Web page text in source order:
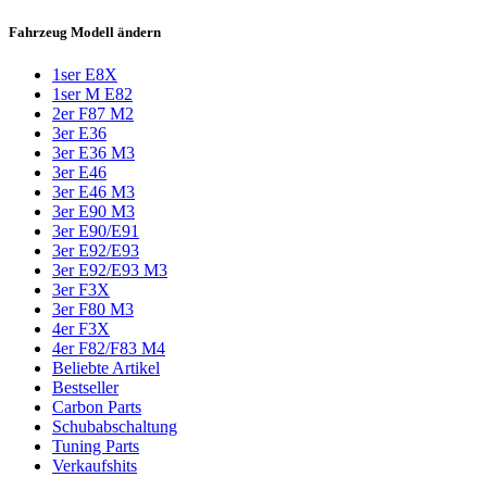
Fahrzeug Modell ändern
1ser E8X
1ser M E82
2er F87 M2
3er E36
3er E36 M3
3er E46
3er E46 M3
3er E90 M3
3er E90/E91
3er E92/E93
3er E92/E93 M3
3er F3X
3er F80 M3
4er F3X
4er F82/F83 M4
Beliebte Artikel
Bestseller
Carbon Parts
Schubabschaltung
Tuning Parts
Verkaufshits​